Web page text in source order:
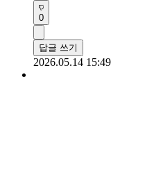
0
답글 쓰기
2026.05.14 15:49